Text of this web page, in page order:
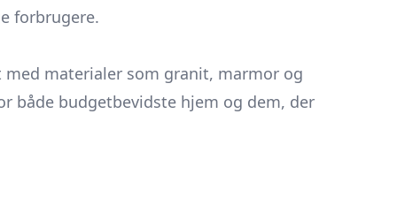
forbrugere.
med materialer som granit, marmor og
både budgetbevidste hjem og dem, der